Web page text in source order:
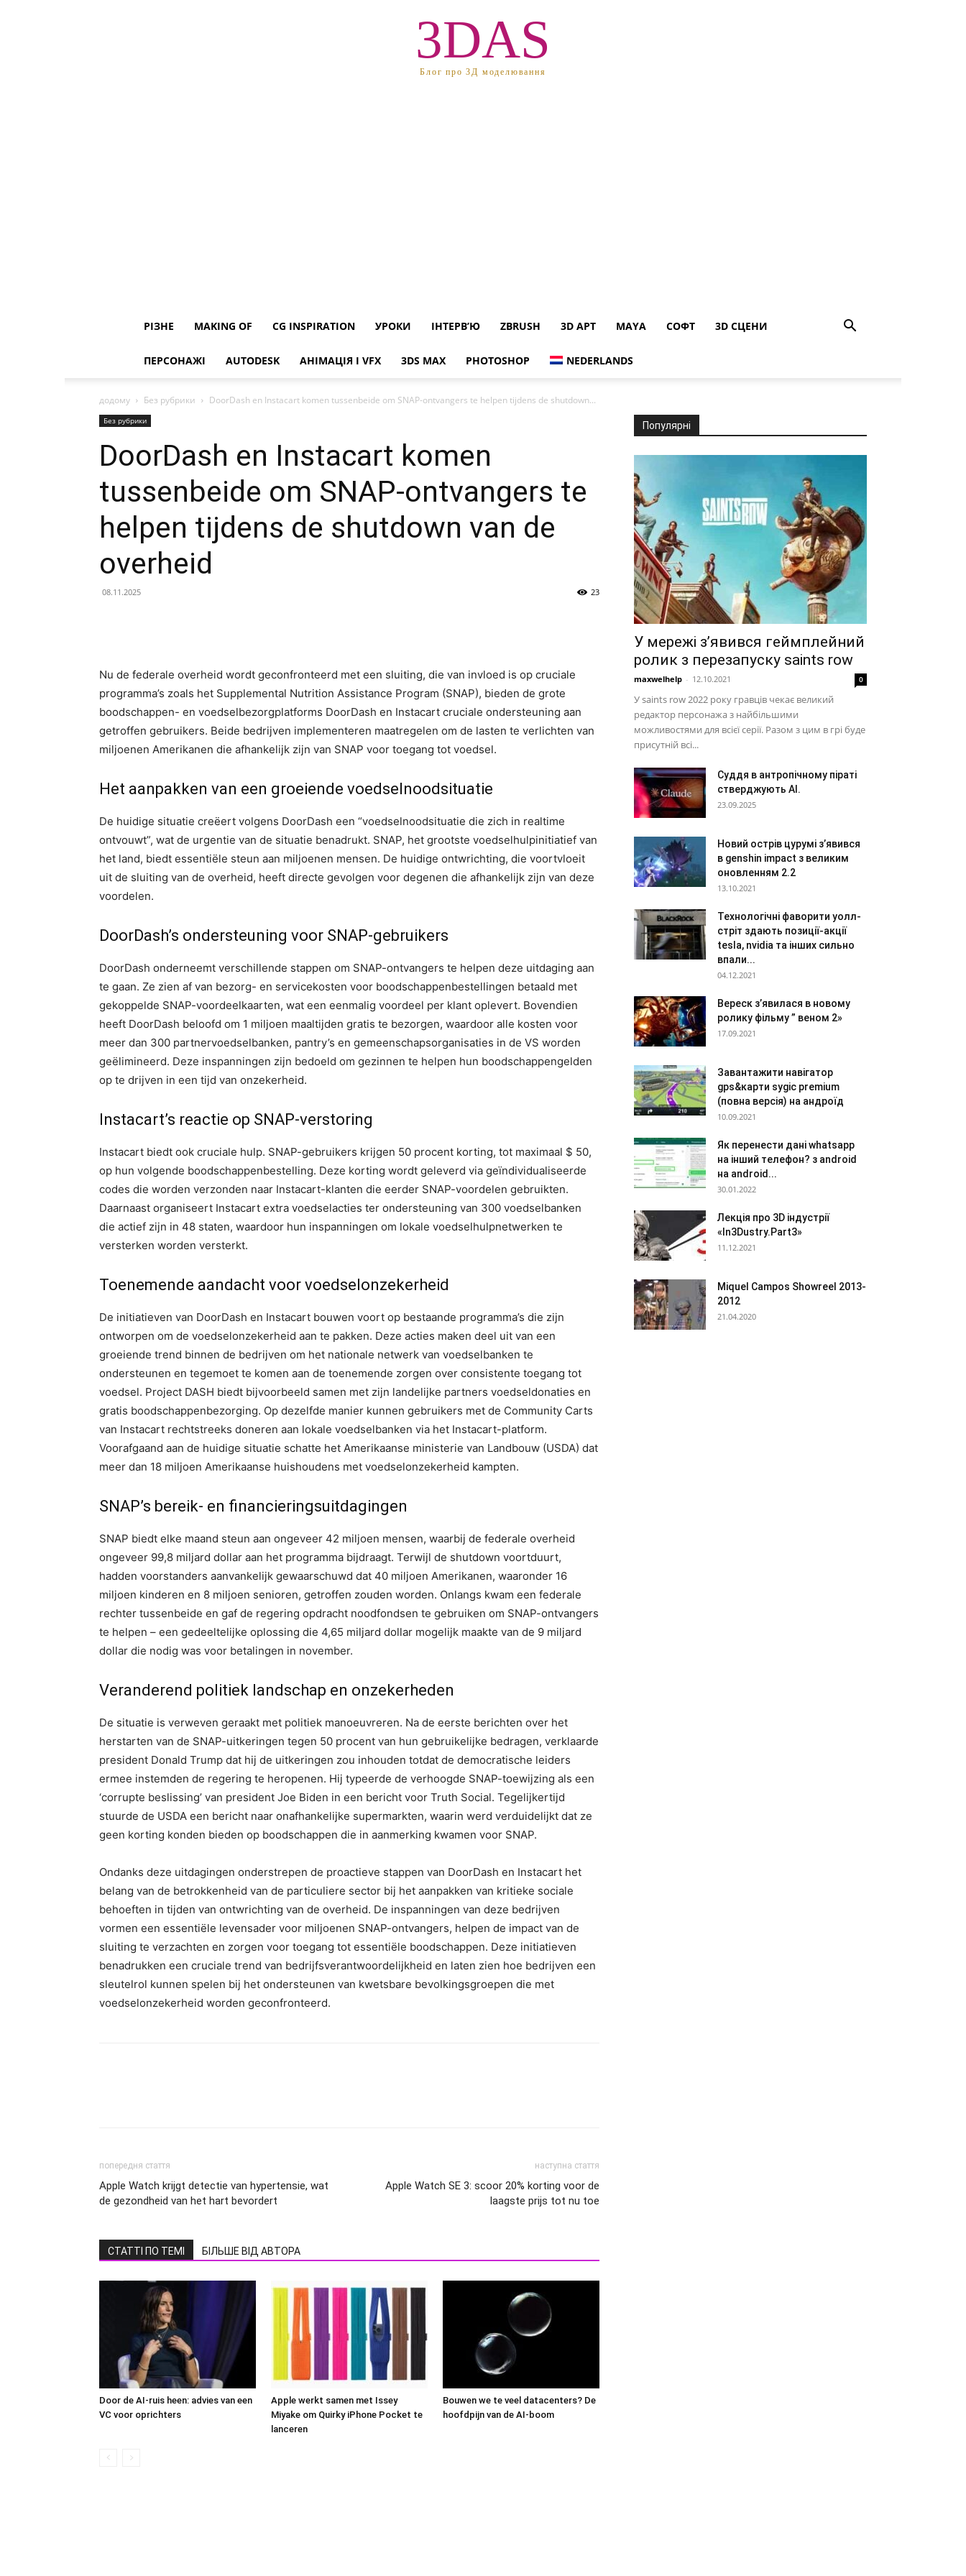
3DAS
Блог про 3Д моделювання
РІЗНЕ MAKING OF CG INSPIRATION УРОКИ ІНТЕРВ’Ю ZBRUSH 3D АРТ MAYA СОФТ 3D СЦЕНИ
ПЕРСОНАЖІ AUTODESK АНІМАЦІЯ І VFX 3DS MAX PHOTOSHOP NEDERLANDS
додому Без рубрики DoorDash en Instacart komen tussenbeide om SNAP-ontvangers te helpen tijdens de shutdown...
Без рубрики
DoorDash en Instacart komen
tussenbeide om SNAP-ontvangers te
helpen tijdens de shutdown van de
overheid
08.11.2025 23
Nu de federale overheid wordt geconfronteerd met een sluiting, die van invloed is op cruciale
programma’s zoals het Supplemental Nutrition Assistance Program (SNAP), bieden de grote
boodschappen- en voedselbezorgplatforms DoorDash en Instacart cruciale ondersteuning aan
getroffen gebruikers. Beide bedrijven implementeren maatregelen om de lasten te verlichten van
miljoenen Amerikanen die afhankelijk zijn van SNAP voor toegang tot voedsel.
Het aanpakken van een groeiende voedselnoodsituatie
De huidige situatie creëert volgens DoorDash een “voedselnoodsituatie die zich in realtime
ontvouwt”, wat de urgentie van de situatie benadrukt. SNAP, het grootste voedselhulpinitiatief van
het land, biedt essentiële steun aan miljoenen mensen. De huidige ontwrichting, die voortvloeit
uit de sluiting van de overheid, heeft directe gevolgen voor degenen die afhankelijk zijn van deze
voordelen.
DoorDash’s ondersteuning voor SNAP-gebruikers
DoorDash onderneemt verschillende stappen om SNAP-ontvangers te helpen deze uitdaging aan
te gaan. Ze zien af ​​van bezorg- en servicekosten voor boodschappenbestellingen betaald met
gekoppelde SNAP-voordeelkaarten, wat een eenmalig voordeel per klant oplevert. Bovendien
heeft DoorDash beloofd om 1 miljoen maaltijden gratis te bezorgen, waardoor alle kosten voor
meer dan 300 partnervoedselbanken, pantry’s en gemeenschapsorganisaties in de VS worden
geëlimineerd. Deze inspanningen zijn bedoeld om gezinnen te helpen hun boodschappengelden
op te drijven in een tijd van onzekerheid.
Instacart’s reactie op SNAP-verstoring
Instacart biedt ook cruciale hulp. SNAP-gebruikers krijgen 50 procent korting, tot maximaal $ 50,
op hun volgende boodschappenbestelling. Deze korting wordt geleverd via geïndividualiseerde
codes die worden verzonden naar Instacart-klanten die eerder SNAP-voordelen gebruikten.
Daarnaast organiseert Instacart extra voedselacties ter ondersteuning van 300 voedselbanken
die actief zijn in 48 staten, waardoor hun inspanningen om lokale voedselhulpnetwerken te
versterken worden versterkt.
Toenemende aandacht voor voedselonzekerheid
De initiatieven van DoorDash en Instacart bouwen voort op bestaande programma’s die zijn
ontworpen om de voedselonzekerheid aan te pakken. Deze acties maken deel uit van een
groeiende trend binnen de bedrijven om het nationale netwerk van voedselbanken te
ondersteunen en tegemoet te komen aan de toenemende zorgen over consistente toegang tot
voedsel. Project DASH biedt bijvoorbeeld samen met zijn landelijke partners voedseldonaties en
gratis boodschappenbezorging. Op dezelfde manier kunnen gebruikers met de Community Carts
van Instacart rechtstreeks doneren aan lokale voedselbanken via het Instacart-platform.
Voorafgaand aan de huidige situatie schatte het Amerikaanse ministerie van Landbouw (USDA) dat
meer dan 18 miljoen Amerikaanse huishoudens met voedselonzekerheid kampten.
SNAP’s bereik- en financieringsuitdagingen
SNAP biedt elke maand steun aan ongeveer 42 miljoen mensen, waarbij de federale overheid
ongeveer 99,8 miljard dollar aan het programma bijdraagt. Terwijl de shutdown voortduurt,
hadden voorstanders aanvankelijk gewaarschuwd dat 40 miljoen Amerikanen, waaronder 16
miljoen kinderen en 8 miljoen senioren, getroffen zouden worden. Onlangs kwam een ​​federale
rechter tussenbeide en gaf de regering opdracht noodfondsen te gebruiken om SNAP-ontvangers
te helpen – een gedeeltelijke oplossing die 4,65 miljard dollar mogelijk maakte van de 9 miljard
dollar die nodig was voor betalingen in november.
Veranderend politiek landschap en onzekerheden
De situatie is verweven geraakt met politiek manoeuvreren. Na de eerste berichten over het
herstarten van de SNAP-uitkeringen tegen 50 procent van hun gebruikelijke bedragen, verklaarde
president Donald Trump dat hij de uitkeringen zou inhouden totdat de democratische leiders
ermee instemden de regering te heropenen. Hij typeerde de verhoogde SNAP-toewijzing als een
‘corrupte beslissing’ van president Joe Biden in een bericht voor Truth Social. Tegelijkertijd
stuurde de USDA een bericht naar onafhankelijke supermarkten, waarin werd verduidelijkt dat ze
geen korting konden bieden op boodschappen die in aanmerking kwamen voor SNAP.
Ondanks deze uitdagingen onderstrepen de proactieve stappen van DoorDash en Instacart het
belang van de betrokkenheid van de particuliere sector bij het aanpakken van kritieke sociale
behoeften in tijden van ontwrichting van de overheid. De inspanningen van deze bedrijven
vormen een essentiële levensader voor miljoenen SNAP-ontvangers, helpen de impact van de
sluiting te verzachten en zorgen voor toegang tot essentiële boodschappen. Deze initiatieven
benadrukken een cruciale trend van bedrijfsverantwoordelijkheid en laten zien hoe bedrijven een
sleutelrol kunnen spelen bij het ondersteunen van kwetsbare bevolkingsgroepen die met
voedselonzekerheid worden geconfronteerd.
попередня стаття
Apple Watch krijgt detectie van hypertensie, wat
de gezondheid van het hart bevordert
наступна стаття
Apple Watch SE 3: scoor 20% korting voor de
laagste prijs tot nu toe
СТАТТІ ПО ТЕМІ БІЛЬШЕ ВІД АВТОРА
Door de AI-ruis heen: advies van een
VC voor oprichters
Apple werkt samen met Issey
Miyake om Quirky iPhone Pocket te
lanceren
Bouwen we te veel datacenters? De
hoofdpijn van de AI-boom
Популярні
У мережі з’явився геймплейний
ролик з перезапуску saints row
maxwelhelp - 12.10.2021 0
У saints row 2022 року гравців чекає великий
редактор персонажа з найбільшими
можливостями для всієї серії. Разом з цим в грі буде
присутній всі...
Суддя в антропічному піраті
стверджують AI.
23.09.2025
Новий острів цурумі з’явився
в genshin impact з великим
оновленням 2.2
13.10.2021
Технологічні фаворити уолл-
стріт здають позиції-акції
tesla, nvidia та інших сильно
впали...
04.12.2021
Вереск з’явилася в новому
ролику фільму ” веном 2»
17.09.2021
Завантажити навігатор
gps&карти sygic premium
(повна версія) на андроїд
10.09.2021
Як перенести дані whatsapp
на інший телефон? з android
на android...
30.01.2022
Лекція про 3D індустрії
«In3Dustry.Part3»
11.12.2021
Miquel Campos Showreel 2013-
2012
21.04.2020